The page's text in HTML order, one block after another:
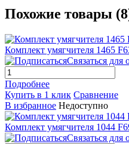
Похожие товары
Комплект умягчителя 1465
Связаться для
Подробнее
Купить в 1 клик Сравнение
В избранное Недоступно
Комплект умягчителя 1044
Связаться для